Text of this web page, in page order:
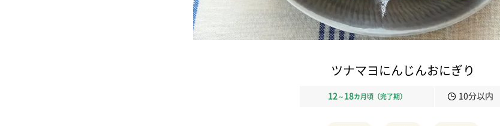
ツナマヨにんじんおにぎり
12 ～ 18カ月頃（完了期） 10分以内